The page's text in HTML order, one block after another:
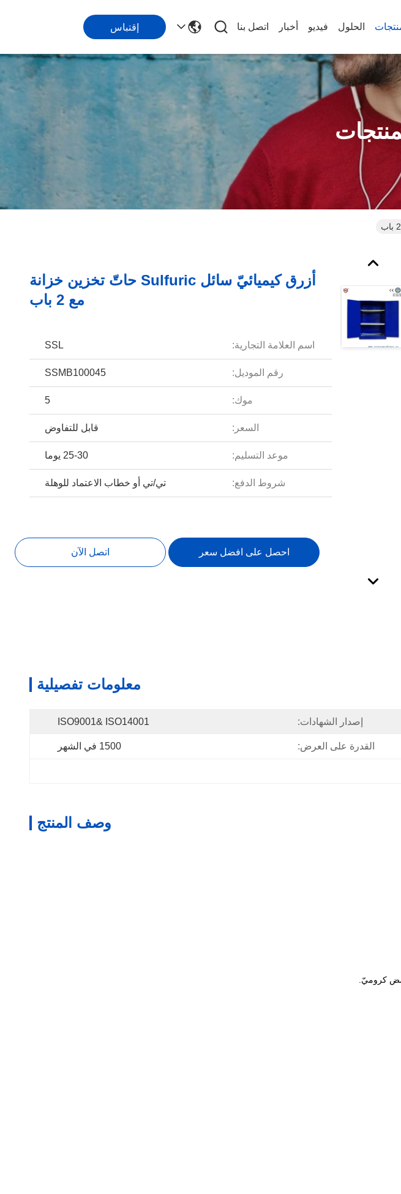
الحلول فيديو أخبار اتصل بنا إقتباس
أزرق كيميائيّ سائل Sulfuric حاتّ تخزين خزانة
مع 2 باب
اسم العلامة التجارية: SSL
رقم الموديل: SSMB100045
موك: 5
السعر: قابل للتفاوض
موعد التسليم: 25-30 يوما
شروط الدفع: تي/تي أو خطاب الاعتماد للوهلة
احصل على افضل سعر اتصل الآن
معلومات تفصيلية
إصدار الشهادات: ISO9001& ISO14001
القدرة على العرض: 1500 في الشهر
وصف المنتج